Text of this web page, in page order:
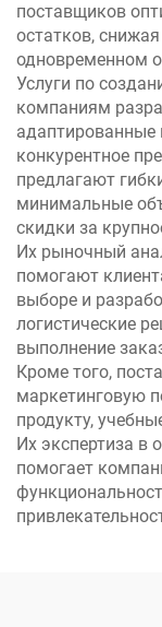
поставщиков
остатков,
одновременном
Услуги по
компаниям
адаптированные
конкурентное
предлагают
минимальные
скидки за
Их рыночный
помогают
выборе и
логистические
выполнение
Кроме того,
маркетинговую
продукту,
Их экспертиза в
помогает